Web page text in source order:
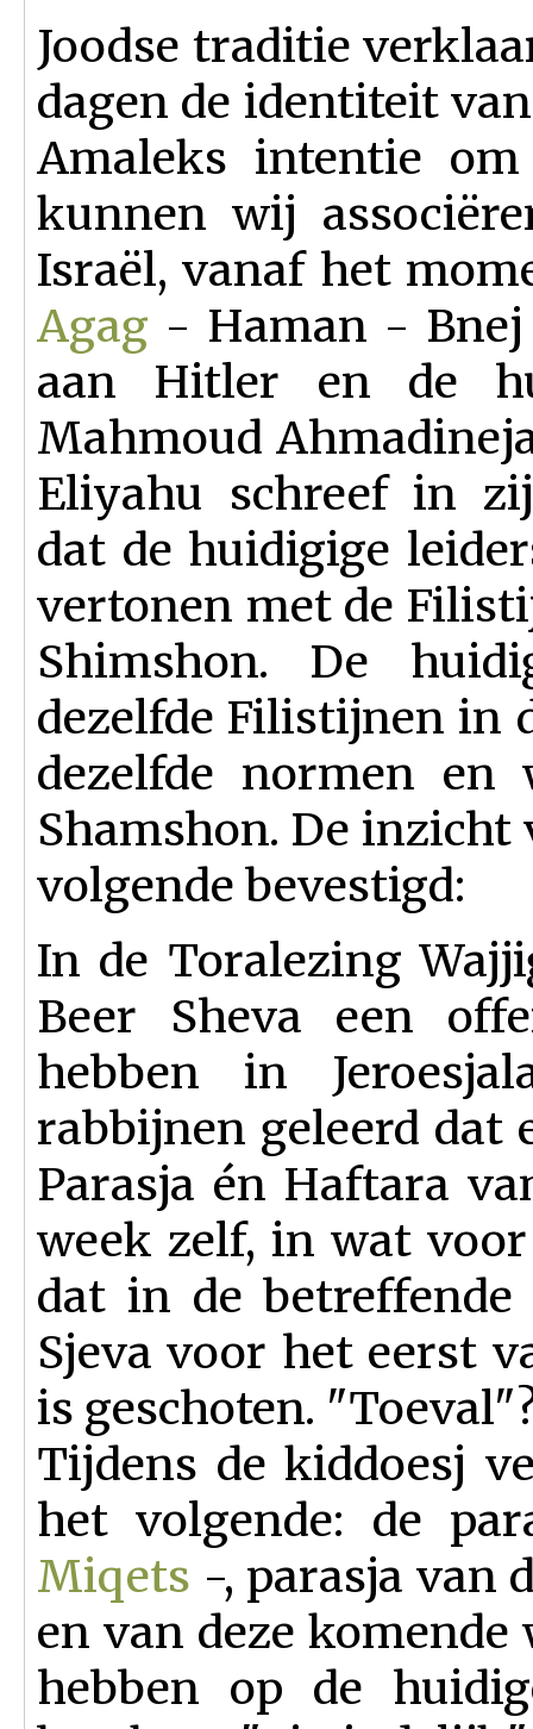
Joodse traditie
dagen de identiteit
Amaleks intentie
kunnen wij
Israël, vanaf het
Agag - Haman -
aan Hitler en de
Mahmoud
Eliyahu schreef in
dat de huidigige
vertonen met de
Shimshon. De
dezelfde Filistijnen in
dezelfde normen
Shamshon. De
volgende bevestigd:
In de Toralezing
Beer Sheva een
hebben in
rabbijnen geleerd dat
Parasja én Haftara
week zelf, in wat
dat in de
Sjeva voor het eerst
is geschoten.
Tijdens de kiddoesj
het volgende: de
Miqets -, parasja van
en van deze
hebben op de